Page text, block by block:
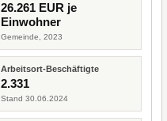
26.261 EUR je
Einwohner
Gemeinde, 2023
Arbeitsort-Beschäftigte
2.331
Stand 30.06.2024